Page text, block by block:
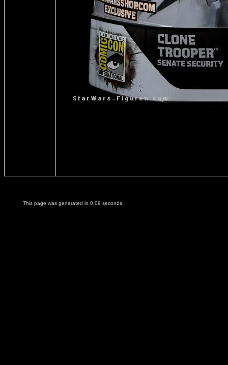
This page was generated in 0.09 seconds.